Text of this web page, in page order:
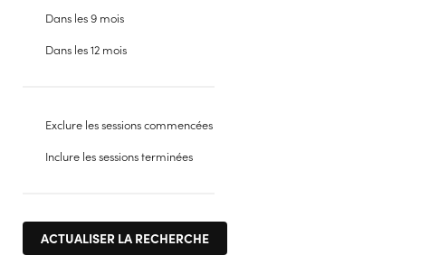
Dans les 9 mois
Dans les 12 mois
Exclure les sessions commencées
Inclure les sessions terminées